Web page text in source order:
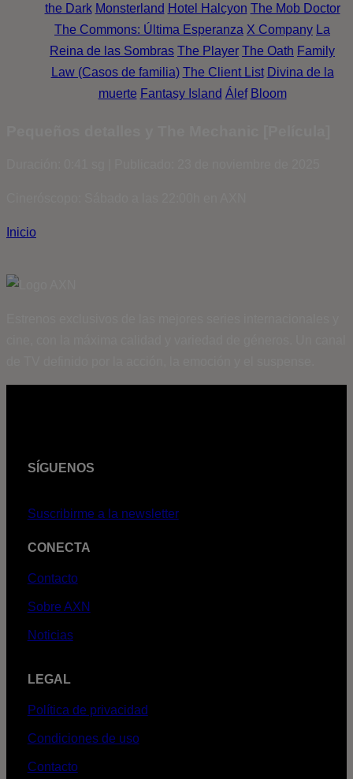
the Dark Monsterland Hotel Halcyon The Mob Doctor
The Commons: Última Esperanza X Company La
Reina de las Sombras The Player The Oath Family
Law (Casos de familia) The Client List Divina de la
muerte Fantasy Island Álef Bloom
Inicio
SÍGUENOS
Suscribirme a la newsletter
CONECTA
Contacto
Sobre AXN
Noticias
LEGAL
Política de privacidad
Condiciones de uso
Contacto